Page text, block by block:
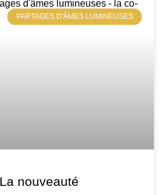
PARTAGES D'ÂMES LUMINEUSES
nouveauté